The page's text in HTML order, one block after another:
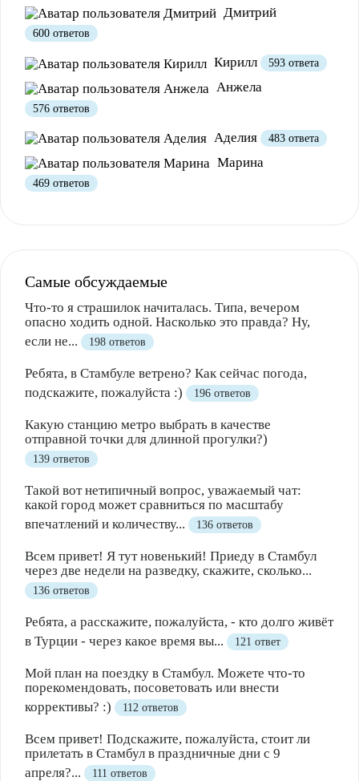
Полезно 1 Не очень
Дмитрий
600 ответов
Кирилл 593 ответа
Анжела
576 ответов
Аделия 483 ответа
Марина
469 ответов
Самые обсуждаемые
Что-то я страшилок начиталась. Типа, вечером
опасно ходить одной. Насколько это правда? Ну,
если не...
198 ответов
Ребята, в Стамбуле ветрено? Как сейчас погода,
подскажите, пожалуйста :)
196 ответов
Какую станцию метро выбрать в качестве
отправной точки для длинной прогулки?)
139 ответов
Такой вот нетипичный вопрос, уважаемый чат:
какой город может сравниться по масштабу
впечатлений и количеству...
136 ответов
Всем привет! Я тут новенький! Приеду в Стамбул
через две недели на разведку, скажите, сколько...
136 ответов
Ребята, а расскажите, пожалуйста, - кто долго живёт
в Турции - через какое время вы...
121 ответ
Мой план на поездку в Стамбул. Можете что-то
порекомендовать, посоветовать или внести
коррективы? :)
112 ответов
Всем привет! Подскажите, пожалуйста, стоит ли
прилетать в Стамбул в праздничные дни с 9
апреля?...
111 ответов